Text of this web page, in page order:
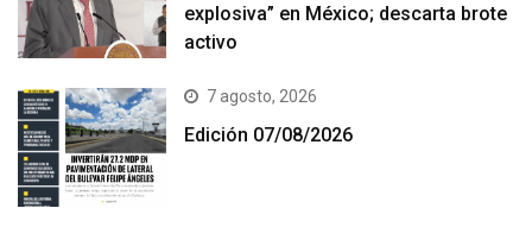
explosiva” en México; descarta brote
activo
7 agosto, 2026
Edición 07/08/2026